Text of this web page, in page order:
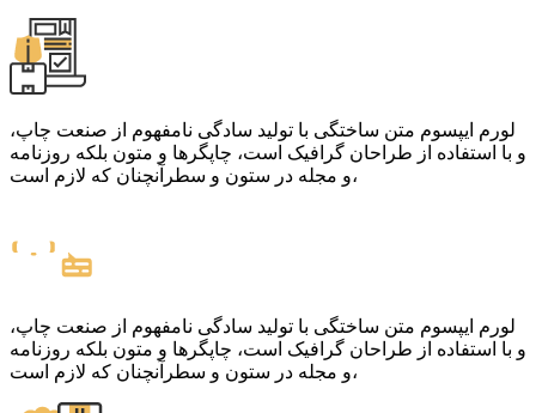
لورم ایپسوم متن ساختگی با تولید سادگی نامفهوم از صنعت چاپ،
و با استفاده از طراحان گرافیک است، چاپگرها و متون بلکه روزنامه
و مجله در ستون و سطرآنچنان که لازم است،
لورم ایپسوم متن ساختگی با تولید سادگی نامفهوم از صنعت چاپ،
و با استفاده از طراحان گرافیک است، چاپگرها و متون بلکه روزنامه
و مجله در ستون و سطرآنچنان که لازم است،